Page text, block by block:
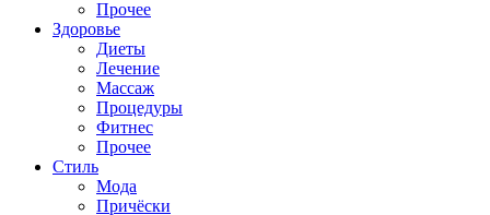
Прочее
Здоровье
Диеты
Лечение
Массаж
Процедуры
Фитнес
Прочее
Стиль
Мода
Причёски